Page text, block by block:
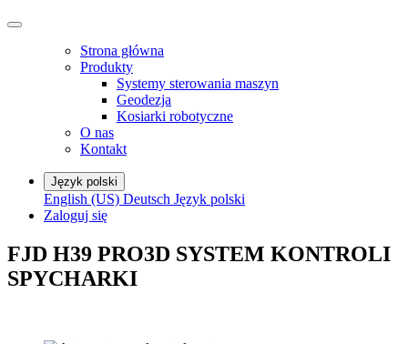
Strona główna
Produkty
Systemy sterowania maszyn
Geodezja
Kosiarki robotyczne
O nas
Kontakt
Język polski
English (US) Deutsch Język polski
Zaloguj się
FJD H39 PRO3D SYSTEM KONTROLI
SPYCHARKI